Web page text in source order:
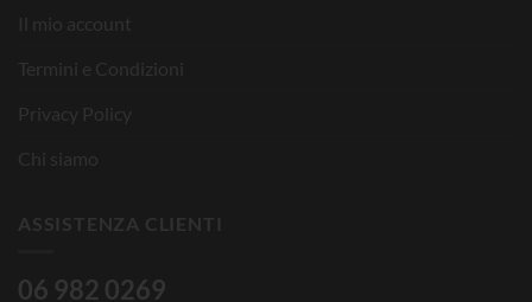
Il mio account
Termini e Condizioni
Privacy Policy
Chi siamo
ASSISTENZA CLIENTI
06 982 0269